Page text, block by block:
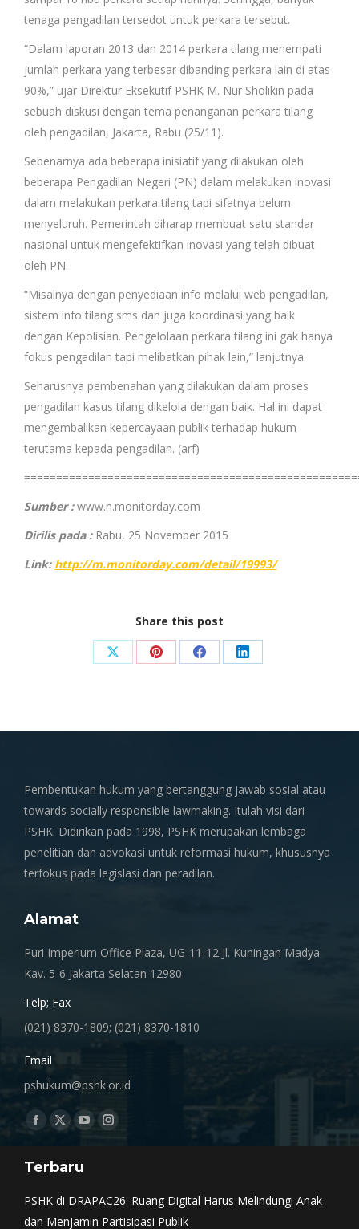
tenaga pengadilan tersedot untuk perkara tersebut.
“Dalam laporan 2013 dan 2014 perkara tilang menempati
jumlah perkara yang terbesar dibanding perkara lain di atas
90%,” ujar Direktur Eksekutif PSHK M. Nur Sholikin pada
sebuah diskusi dengan tema penanganan perkara tilang
oleh pengadilan, Jakarta, Rabu (25/11).
Sebenarnya ada beberapa inisiatif yang dilakukan oleh
beberapa Pengadilan Negeri (PN) dalam melakukan inovasi
dalam melakukan perkara tilang tapi sifatnya belum
menyeluruh. Pemerintah diharap membuat satu standar
nasional untuk mengefektifkan inovasi yang telah dibuat
oleh PN.
“Misalnya dengan penyediaan info melalui web pengadilan,
sistem info tilang sms dan juga koordinasi yang baik
dengan Kepolisian. Pengelolaan perkara tilang ini gak hanya
fokus pengadilan tapi melibatkan pihak lain,” lanjutnya.
Seharusnya pembenahan yang dilakukan dalam proses
pengadilan kasus tilang dikelola dengan baik. Hal ini dapat
mengembalikan kepercayaan publik terhadap hukum
terutama kepada pengadilan. (arf)
Sumber :www.n.monitorday.com
Dirilis pada :Rabu, 25 November 2015
Link: http://m.monitorday.com/detail/19993/
Share this post
Share Share Share Share
Pembentukan hukum yang bertanggung jawab sosial atau
towards socially responsible lawmaking. Itulah visi dari
PSHK. Didirikan pada 1998, PSHK merupakan lembaga
penelitian dan advokasi untuk reformasi hukum, khususnya
terfokus pada legislasi dan peradilan.
Alamat
Puri Imperium Office Plaza, UG-11-12 Jl. Kuningan Madya
Kav. 5-6 Jakarta Selatan 12980
Telp; Fax
(021) 8370-1809; (021) 8370-1810
Email
pshukum@pshk.or.id
Find us on:
Facebook
opens
X
opens
YouTube
opens
Instagram
Terbaru
PSHK di DRAPAC26: Ruang Digital Harus Melindungi Anak
dan Menjamin Partisipasi Publik